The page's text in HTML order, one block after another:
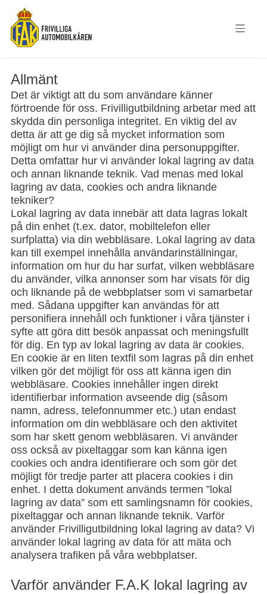
Allmänt
Det är viktigt att du som användare känner
förtroende för oss. Frivilligutbildning arbetar med att
skydda din personliga integritet. En viktig del av
detta är att ge dig så mycket information som
möjligt om hur vi använder dina personuppgifter.
Detta omfattar hur vi använder lokal lagring av data
och annan liknande teknik. Vad menas med lokal
lagring av data, cookies och andra liknande
tekniker?
Lokal lagring av data innebär att data lagras lokalt
på din enhet (t.ex. dator, mobiltelefon eller
surfplatta) via din webbläsare. Lokal lagring av data
kan till exempel innehålla användarinställningar,
information om hur du har surfat, vilken webbläsare
du använder, vilka annonser som har visats för dig
och liknande på de webbplatser som vi samarbetar
med. Sådana uppgifter kan användas för att
personifiera innehåll och funktioner i våra tjänster i
syfte att göra ditt besök anpassat och meningsfullt
för dig. En typ av lokal lagring av data är cookies.
En cookie är en liten textfil som lagras på din enhet
vilken gör det möjligt för oss att känna igen din
webbläsare. Cookies innehåller ingen direkt
identifierbar information avseende dig (såsom
namn, adress, telefonnummer etc.) utan endast
information om din webbläsare och den aktivitet
som har skett genom webbläsaren. Vi använder
oss också av pixeltaggar som kan känna igen
cookies och andra identifierare och som gör det
möjligt för tredje parter att placera cookies i din
enhet. I detta dokument används termen ”lokal
lagring av data” som ett samlingsnamn för cookies,
pixeltaggar och annan liknande teknik. Varför
använder Frivilligutbildning lokal lagring av data? Vi
använder lokal lagring av data för att mäta och
analysera trafiken på våra webbplatser.
Varför använder F.A.K lokal lagring av